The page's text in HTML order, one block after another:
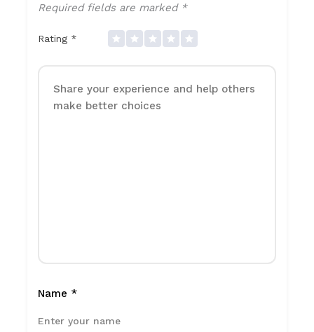
Required fields are marked *
Rating *
Name *